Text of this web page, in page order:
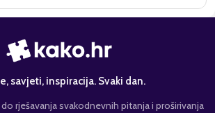
savjeti, inspiracija. Svaki dan.
rješavanja svakodnevnih pitanja i proširivanja